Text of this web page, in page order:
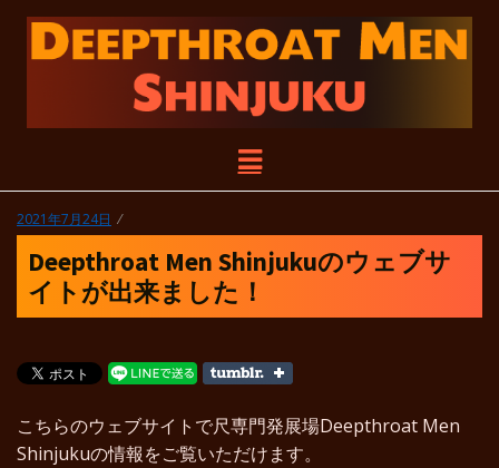
DEEPTHROAT
MEN
SHINJUKU
MEN SHINJUKUは臨時休業中のGHB
メ
ニ
ー
投
稿
日:
2021年7月24日
Deepthroat Men Shinjukuのウェブサ
イトが出来ました！
こちらのウェブサイトで尺専門発展場Deepthroat Men
Shinjukuの情報をご覧いただけます。